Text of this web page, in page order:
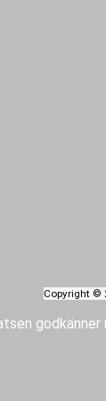
Copyright ©
godkänner